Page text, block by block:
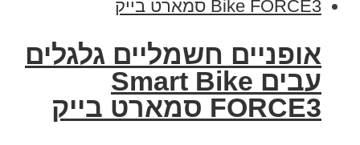
אופניים חשמליים גלגלים
עבים Smart Bike
FORCE3 סמארט בייק